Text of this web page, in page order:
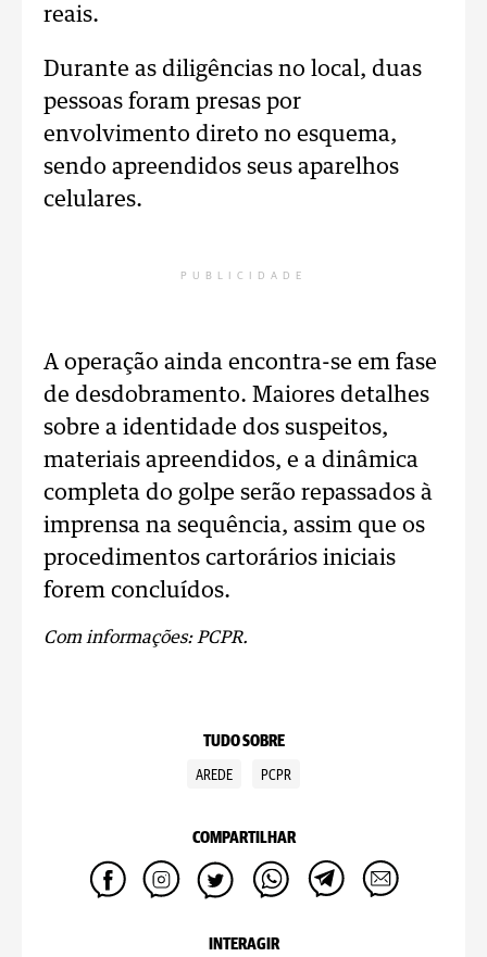
reais.
Durante as diligências no local, duas
pessoas foram presas por
envolvimento direto no esquema,
sendo apreendidos seus aparelhos
celulares.
PUBLICIDADE
A operação ainda encontra-se em fase
de desdobramento. Maiores detalhes
sobre a identidade dos suspeitos,
materiais apreendidos, e a dinâmica
completa do golpe serão repassados à
imprensa na sequência, assim que os
procedimentos cartorários iniciais
forem concluídos.
Com informações: PCPR.
TUDO SOBRE
AREDE PCPR
COMPARTILHAR
INTERAGIR